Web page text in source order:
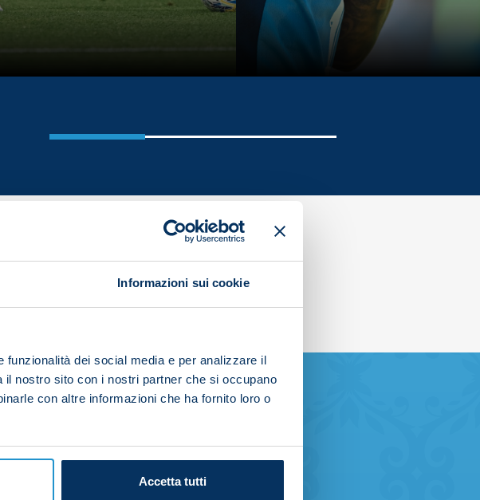
Informazioni sui cookie
dei social media e per analizzare il
nostro sito con i nostri partner che si occupano
con altre informazioni che ha fornito loro o
Accetta tutti